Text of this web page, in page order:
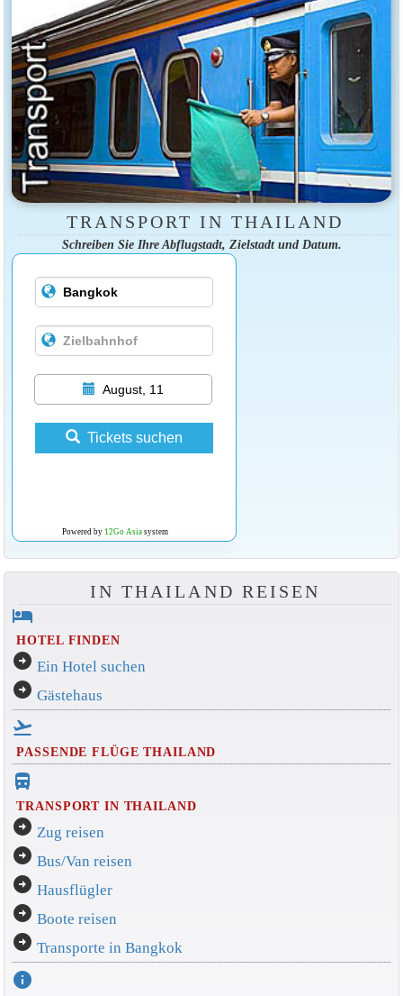
TRANSPORT IN THAILAND
Schreiben Sie Ihre Abflugstadt, Zielstadt und Datum.
August, 11
Tickets suchen
Powered by 12Go Asiasystem
IN THAILAND REISEN
hotel
HOTEL FINDEN
arrow_circle_right Ein Hotel suchen
arrow_circle_right Gästehaus
flight_takeoff
PASSENDE FLÜGE THAILAND
directions_bus_filled
TRANSPORT IN THAILAND
arrow_circle_right Zug reisen
arrow_circle_right Bus/Van reisen
arrow_circle_right Hausflügler
arrow_circle_right Boote reisen
arrow_circle_right Transporte in Bangkok
info